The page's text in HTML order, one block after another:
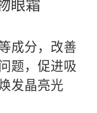
眼霜
成分，改善
题，促进吸
发晶亮光